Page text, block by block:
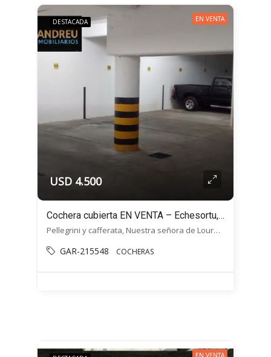
DESTACADA EN VENTA
USD 4.500
Cochera cubierta EN VENTA – Echesortu, en Pellegrini y Cafferata, Rosario
Pellegrini y cafferata, Nuestra señora de Lourdes, Rosario
GAR-215548 COCHERAS
EN VENTA